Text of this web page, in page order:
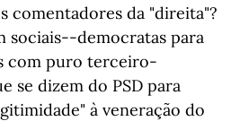
comentadores da "direita"?
sociais--democratas para
com puro terceiro-
se dizem do PSD para
à veneração do